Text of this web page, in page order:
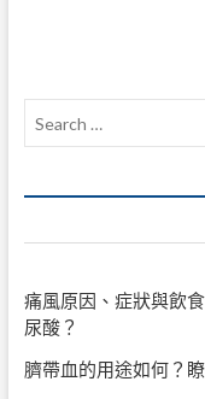
痛風原因、症狀與飲
尿酸？
臍帶血的用途如何？